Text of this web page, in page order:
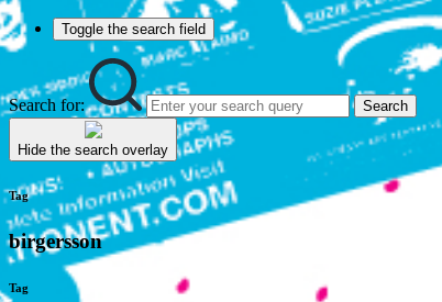
Toggle the search field
Search for: Search
Hide the search overlay
Tag
birgersson
Tag